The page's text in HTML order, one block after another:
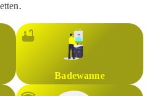
Badewanne